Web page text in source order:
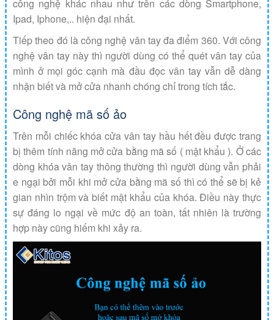
công nghệ khác nhau như trên các dòng Smartphone,
Ipad, Iphone,.. hiện đại nhất.
Tiếp theo đó là công nghệ vân tay đa điểm 360. Với công
nghệ vân tay này thì người dùng có thể quét vân tay của
mình ở mọi góc cạnh mà đầu đọc vân tay vẫn dễ dàng
nhận biết và mở cửa nhanh chóng chỉ trong tích tắc.
Công nghệ mã số ảo
Trên mỗi chiếc khóa cửa vân tay hầu hết đều được trang
bị thêm tính năng mở cửa bằng mã số ( mật khẩu ). Ở các
dòng khóa vân tay thông thường thì người dùng vẫn phải
e ngại bởi mỗi khi mở cửa bằng mã số thì có thể sẽ bị kẻ
gian nhìn trộm và biết mật khẩu của khóa. Điều này thực
sự đáng lo ngại về mức độ an toàn, tất nhiên là trường
hợp này cũng hiếm khi xảy ra.